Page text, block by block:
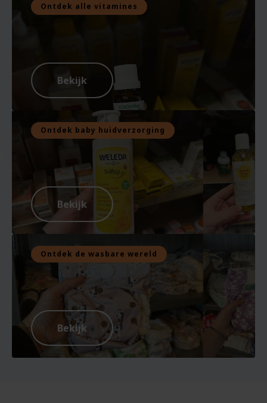
Ontdek alle vitamines
Bekijk
Ontdek baby huidverzorging
Bekijk
Ontdek de wasbare wereld
Bekijk